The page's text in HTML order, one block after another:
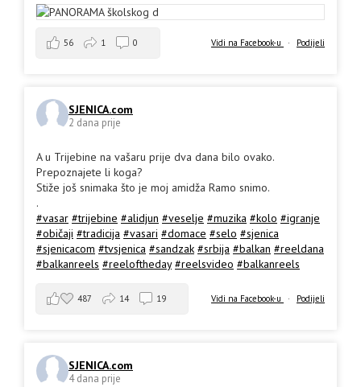
Vidi na Facebook-u · Podijeli
56 1 0
SJENICA.com
2 dana prije
A u Trijebine na vašaru prije dva dana bilo ovako.
Prepoznajete li koga?
Stiže još snimaka što je moj amidža Ramo snimo.
.
#vasar #trijebine #alidjun #veselje #muzika #kolo #igranje
#običaji #tradicija #vasari #domace #selo #sjenica
#sjenicacom #tvsjenica #sandzak #srbija #balkan #reeldana
#balkanreels #reeloftheday #reelsvideo #balkanreels
Vidi na Facebook-u · Podijeli
487 14 19
SJENICA.com
4 dana prije